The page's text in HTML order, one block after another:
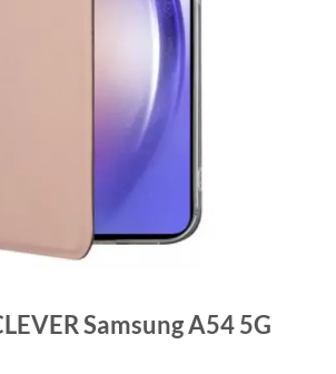
Samsung A54 5G